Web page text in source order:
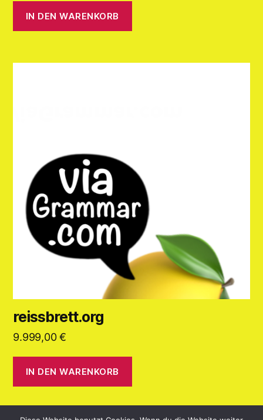
IN DEN WARENKORB
reissbrett.org
9.999,00€
IN DEN WARENKORB